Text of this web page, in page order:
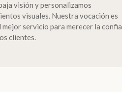
visión y personalizamos
visuales. Nuestra vocación es
servicio para merecer la
clientes.